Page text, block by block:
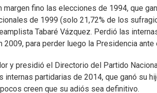
margen fino las elecciones de 1994, que
de 1999 (solo 21,72% de los
Tabaré Vázquez. Perdió las
2009, para perder luego la Presidencia
y presidió el Directorio del Partido
internas partidarias de 2014, que ganó su
creen que su adiós sea definitivo.